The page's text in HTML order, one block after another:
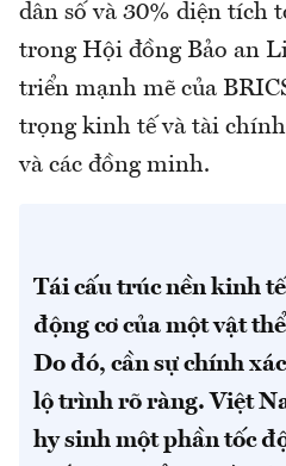
dân số và 30% diện tích
trong Hội đồng Bảo an
triển mạnh mẽ của
trọng kinh tế và tài
và các đồng minh.
Tái cấu trúc nền kinh
động cơ của một vật
Do đó, cần sự chính
lộ trình rõ ràng. Việt
hy sinh một phần tốc